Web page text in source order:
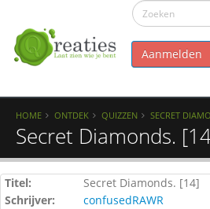
Aanmelden
HOME ONTDEK QUIZZEN SECRET
Secret Diamonds.
Titel:
Secret Diamonds. [14]
Schrijver:
confusedRAWR